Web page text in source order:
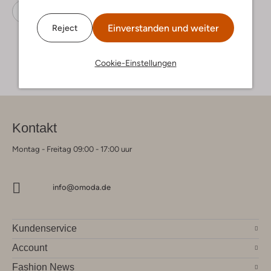
Reject Einverstanden und weiter
Cookie-Einstellungen
Sandalen Beberlis Wildleder
Kontakt
Montag - Freitag 09:00 - 17:00 uur
info@omoda.de
Kundenservice
Account
Fashion News